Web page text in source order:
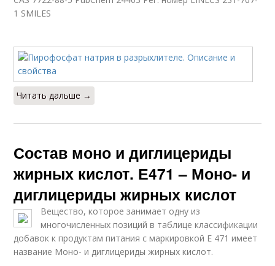
1 SMILES
Читать дальше →
Состав моно и диглицериды
жирных кислот. Е471 – Моно- и
диглицериды жирных кислот
Вещество, которое занимает одну из
многочисленных позиций в таблице классификации
добавок к продуктам питания с маркировкой Е 471 имеет
название Моно- и диглицериды жирных кислот.